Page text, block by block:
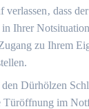
verlassen‚ dass
Ihrer
zu Ihrem
Dürhölzen
Türöffnung im